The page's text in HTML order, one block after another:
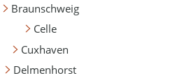
Braunschweig
Celle
Cuxhaven
Delmenhorst